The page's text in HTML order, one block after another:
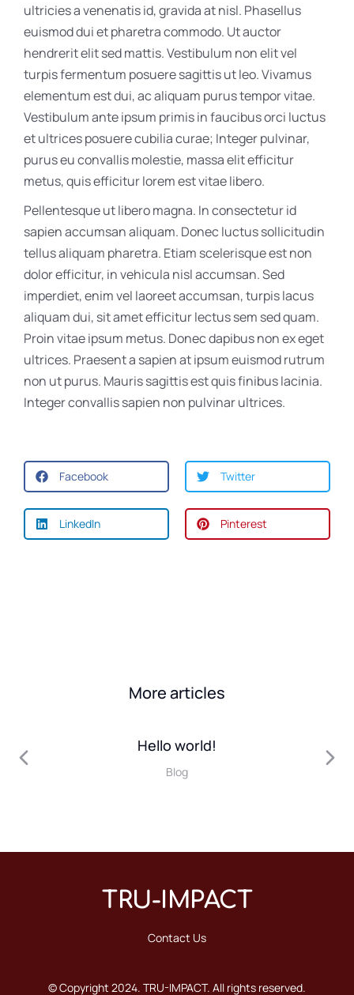
ultricies a venenatis id, gravida at nisl. Phasellus
euismod dui et pharetra commodo. Ut auctor
hendrerit elit sed mattis. Vestibulum non elit vel
turpis fermentum posuere sagittis ut leo. Vivamus
elementum est dui, ac aliquam purus tempor vitae.
Vestibulum ante ipsum primis in faucibus orci luctus
et ultrices posuere cubilia curae; Integer pulvinar,
purus eu convallis molestie, massa elit efficitur
metus, quis efficitur lorem est vitae libero.
Pellentesque ut libero magna. In consectetur id
sapien accumsan aliquam. Donec luctus sollicitudin
tellus aliquam pharetra. Etiam scelerisque est non
dolor efficitur, in vehicula nisl accumsan. Sed
imperdiet, enim vel laoreet accumsan, turpis lacus
aliquam dui, sit amet efficitur lectus sem sed quam.
Proin vitae ipsum metus. Donec dapibus non ex eget
ultrices. Praesent a sapien at ipsum euismod rutrum
non ut purus. Mauris sagittis est quis finibus lacinia.
Integer convallis sapien non pulvinar ultrices.
Facebook Twitter
LinkedIn Pinterest
More articles
Hello world!
Blog
TRU-IMPACT
Contact Us
© Copyright 2024. TRU-IMPACT. All rights reserved.